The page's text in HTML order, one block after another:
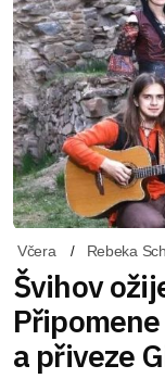
Včera Rebeka
Švihov
a přiveze